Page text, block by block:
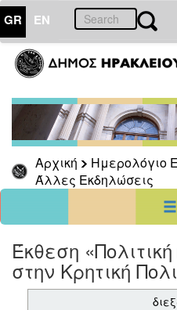
GR EN
Αρχική
Ημερολόγιο
Άλλες Εκδηλώσεις
19Φεβρουάριος
2025
Κυρ Δευ Τρι Τετ Πεμ Παρ Σαβ
1
9
10 11 12 13 14
15
16
17 18 19 20 21
22
ΗΜΕΡΟΛΟΓΙΟ
ΕΚΔΗΛΩΣΕΩΝ
Άλλες
Έκθεση
στην Κρητική